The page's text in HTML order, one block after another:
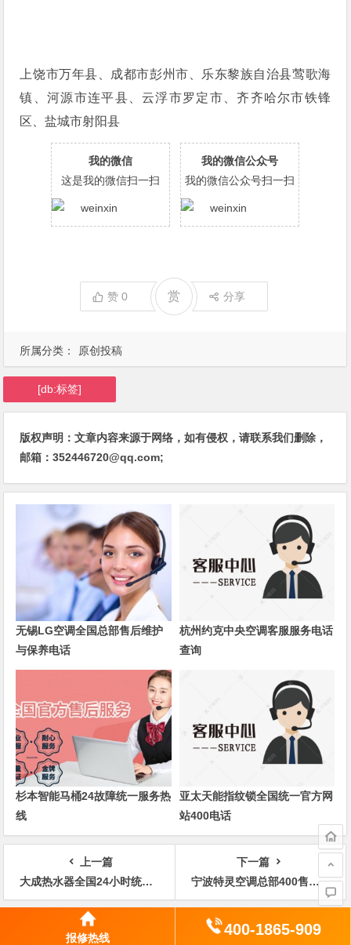
所属分类： 原创投稿
上饶市万年县、成都市彭州市、乐东黎族自治县莺歌海
镇、河源市连平县、云浮市罗定市、齐齐哈尔市铁锋
区、盐城市射阳县
我的微信
这是我的微信扫一扫
我的微信公众号
我的微信公众号扫一扫
赞0 赏 分享
[db:标签]
版权声明：文章内容来源于网络，如有侵权，请联系我们删除，
邮箱：352446720@qq.com;
无锡LG空调全国总部售后维护
与保养电话
杭州约克中央空调客服服务电话
查询
杉本智能马桶24故障统一服务热
线
亚太天能指纹锁全国统一官方网
站400电话
上一篇
大成热水器全国24小时统一维修网点
下一篇
宁波特灵空调总部400售后400全国电话是多少
报修热线 400-1865-909